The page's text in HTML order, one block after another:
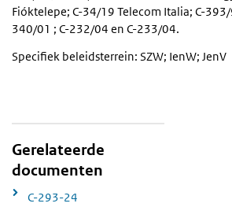
Fióktelepe; C-34/19 Telecom Italia; C-
340/01 ; C-232/04 en C-233/04.
Specifiek beleidsterrein: SZW; IenW; JenV
Gerelateerde
documenten
C-293-24